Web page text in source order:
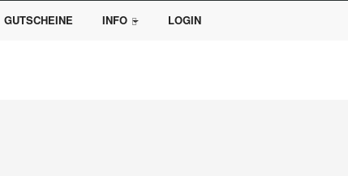
GUTSCHEINE INFO LOGIN